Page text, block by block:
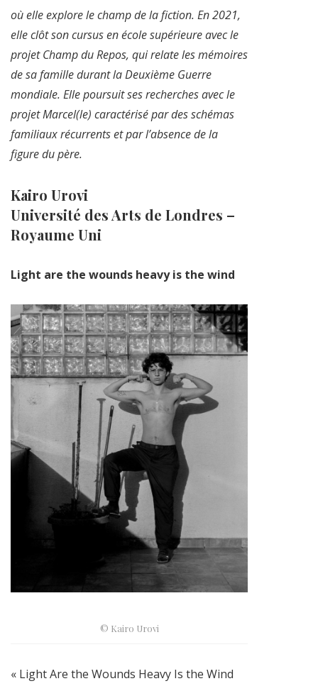
où elle explore le champ de la fiction. En 2021,
elle clôt son cursus en école supérieure avec le
projet Champ du Repos, qui relate les mémoires
de sa famille durant la Deuxième Guerre
mondiale. Elle poursuit ses recherches avec le
projet Marcel(le) caractérisé par des schémas
familiaux récurrents et par l’absence de la
figure du père.
Kairo Urovi
Université des Arts de Londres –
Royaume Uni
Light are the wounds heavy is the wind
© Kairo Urovi
« Light Are the Wounds Heavy Is the Wind